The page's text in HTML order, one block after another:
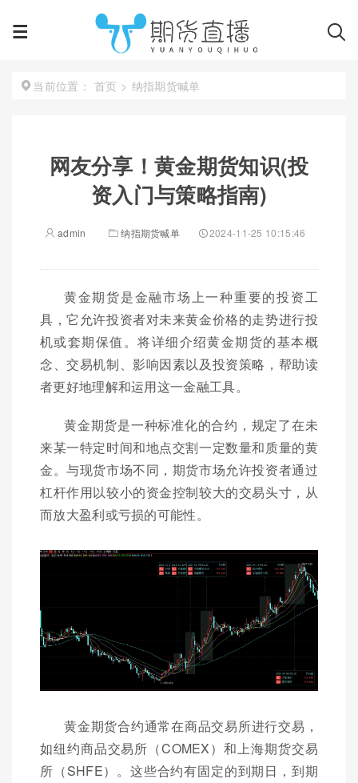
当前位置： 首页 > 纳指期货喊单
网友分享！黄金期货知识(投
资入门与策略指南)
admin 纳指期货喊单 2024-11-25 10:15:46
黄金期货是金融市场上一种重要的投资工
具，它允许投资者对未来黄金价格的走势进行投
机或套期保值。将详细介绍黄金期货的基本概
念、交易机制、影响因素以及投资策略，帮助读
者更好地理解和运用这一金融工具。
黄金期货是一种标准化的合约，规定了在未
来某一特定时间和地点交割一定数量和质量的黄
金。与现货市场不同，期货市场允许投资者通过
杠杆作用以较小的资金控制较大的交易头寸，从
而放大盈利或亏损的可能性。
黄金期货合约通常在商品交易所进行交易，
如纽约商品交易所（COMEX）和上海期货交易
所（SHFE）。这些合约有固定的到期日，到期